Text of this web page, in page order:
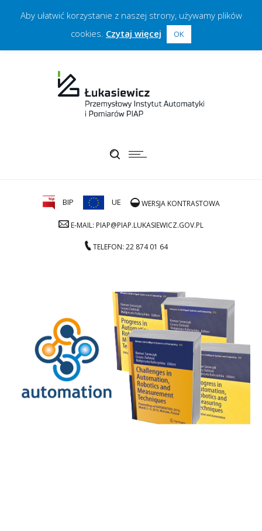
BIP UE WERSJA KONTRASTOWA
E-MAIL: PIAP@PIAP.LUKASIEWICZ.GOV.PL
TELEFON: 22 874 01 64
Aby ułatwić korzystanie z naszej strony, używamy plików
cookies. Czytaj więcej OK